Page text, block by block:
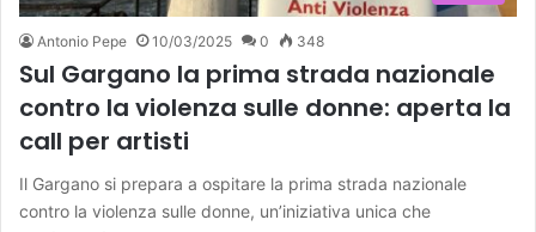
Antonio Pepe 10/03/2025 0 348
Sul Gargano la prima strada nazionale
contro la violenza sulle donne: aperta la
call per artisti
Il Gargano si prepara a ospitare la prima strada nazionale
contro la violenza sulle donne, un’iniziativa unica che